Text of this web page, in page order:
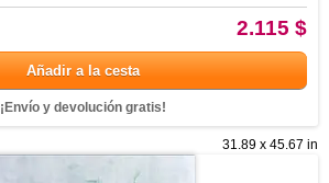
2.115 $
Añadir a la cesta
¡Envío y devolución gratis!
31.89 x 45.67 in